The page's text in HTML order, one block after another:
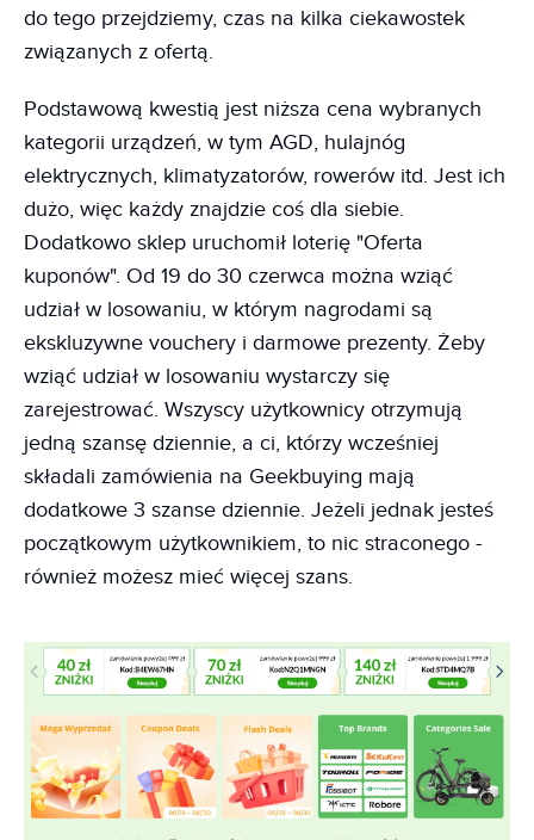
do tego przejdziemy, czas na kilka ciekawostek
związanych z ofertą.
Podstawową kwestią jest niższa cena wybranych
kategorii urządzeń, w tym AGD, hulajnóg
elektrycznych, klimatyzatorów, rowerów itd. Jest ich
dużo, więc każdy znajdzie coś dla siebie.
Dodatkowo sklep uruchomił loterię "Oferta
kuponów". Od 19 do 30 czerwca można wziąć
udział w losowaniu, w którym nagrodami są
ekskluzywne vouchery i darmowe prezenty. Żeby
wziąć udział w losowaniu wystarczy się
zarejestrować. Wszyscy użytkownicy otrzymują
jedną szansę dziennie, a ci, którzy wcześniej
składali zamówienia na Geekbuying mają
dodatkowe 3 szanse dziennie. Jeżeli jednak jesteś
początkowym użytkownikiem, to nic straconego -
również możesz mieć więcej szans.